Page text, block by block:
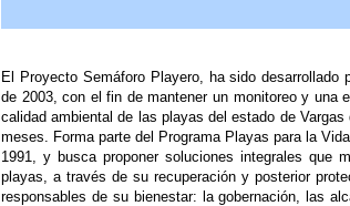
El Proyecto Semáforo Playero, ha sido desarrollado
de 2003, con el fin de mantener un monitoreo y una
calidad ambiental de las playas del estado de
meses. Forma parte del Programa Playas para la
1991, y busca proponer soluciones integrales que
playas, a través de su recuperación y posterior
responsables de su bienestar: la gobernación, las